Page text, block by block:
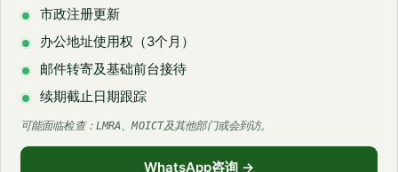
市政注册更新
办公地址使用权（3个月）
邮件转寄及基础前台接待
续期截止日期跟踪
可能面临检查：LMRA、MOICT及其他部门或会到访。
WhatsApp咨询 →